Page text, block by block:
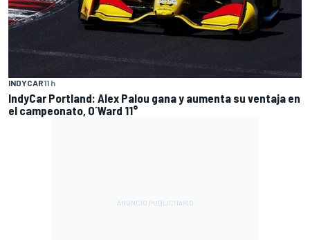
INDYCAR11 h
IndyCar Portland: Alex Palou gana y aumenta su ventaja en
el campeonato, O´Ward 11°